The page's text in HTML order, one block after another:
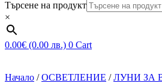
Търсене на продукт
×
0.00€ (0.00 лв.) 0 Cart
Начало /ОСВЕТЛЕНИЕ /ЛУНИ ЗА